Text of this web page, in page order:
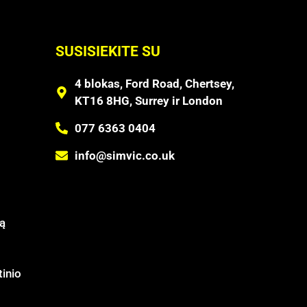
SUSISIEKITE SU
4 blokas, Ford Road, Chertsey,
KT16 8HG, Surrey ir London
077 6363 0404
info@simvic.co.uk